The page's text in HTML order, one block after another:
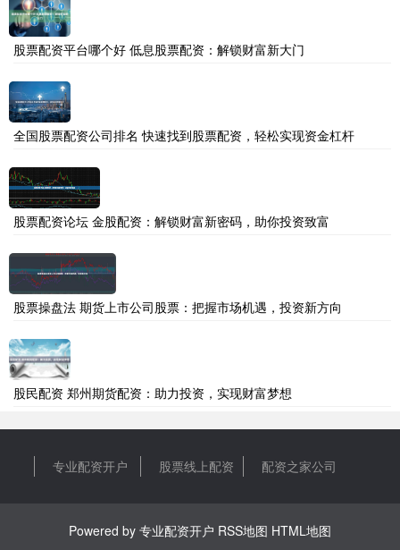
股票配资平台哪个好 低息股票配资：解锁财富新大门
全国股票配资公司排名 快速找到股票配资，轻松实现资金杠杆
股票配资论坛 金股配资：解锁财富新密码，助你投资致富
股票操盘法 期货上市公司股票：把握市场机遇，投资新方向
股民配资 郑州期货配资：助力投资，实现财富梦想
专业配资开户 股票线上配资 配资之家公司
Powered by 专业配资开户 RSS地图 HTML地图